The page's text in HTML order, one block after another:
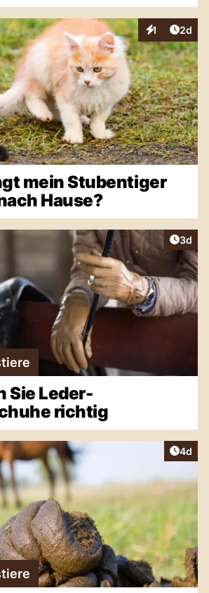
1
Interaktionen
2d
mein Stubentiger
Hause?
3d
Sie Leder-
richtig
4d